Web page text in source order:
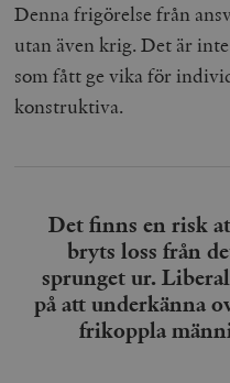
Denna frigörelse från
utan även krig. Det är
som fått ge vika för
konstruktiva.
Det finns en risk
bryts loss från
sprunget ur.
på att underkänna
frikoppla